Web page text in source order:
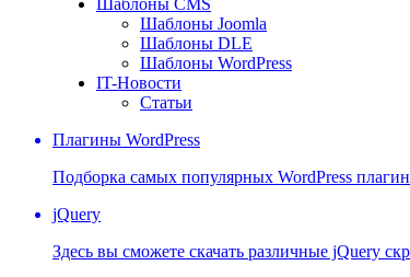
Шаблоны Joomla
Шаблоны DLE
Шаблоны WordPress
IT-Новости
Статьи
Плагины WordPress
Подборка самых популярных WordPress
jQuery
Здесь вы сможете скачать различные jQuery